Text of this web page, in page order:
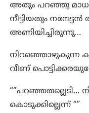
അതും പറഞ്ഞു
നീട്ടിയതും
അണിയിച്ചിരുന്നു…
നിറഞ്ഞൊഴുകുന്ന
വീണ്
“”പറഞ്ഞതല്ലെടി…
കൊടുക്കില്ലെന്ന് “”